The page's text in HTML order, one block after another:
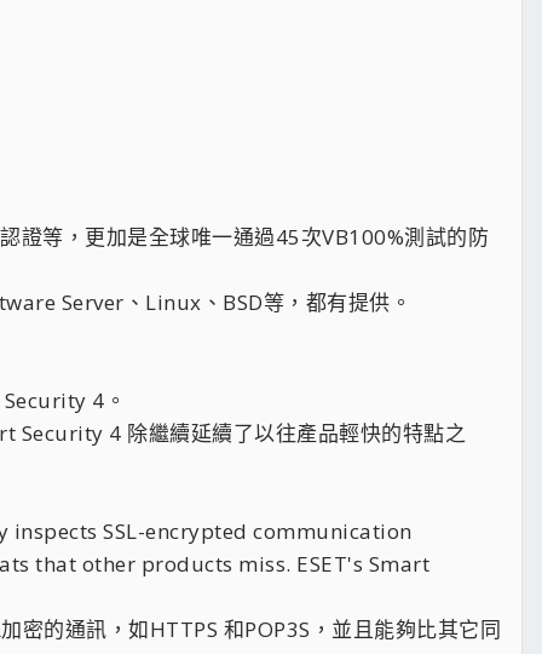
等，更加是全球唯一通過45次VB100%測試的防
Server、Linux、BSD等，都有提供。
4。
Security 4 除繼續延續了以往產品輕快的特點之
inspects SSL-encrypted communication
that other products miss. ESET's Smart
的通訊，如HTTPS 和POP3S，並且能夠比其它同